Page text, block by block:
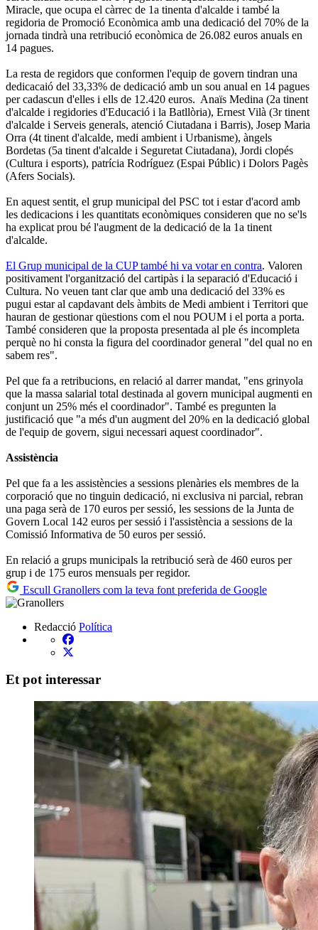
Miracle, que ocupa el càrrec de 1a tinenta d'alcalde i també la
regidoria de Promoció Econòmica amb una dedicació del 70% de la
jornada tindrà una retribució econòmica de 26.082 euros anuals en
14 pagues.
La resta de regidors que conformen l'equip de govern tindran una
dedicacaió del 33,33% de dedicació amb un sou anual en 14 pagues
per cadascun d'elles i ells de 12.420 euros. Anaïs Medina (2a tinent
d'alcalde i regidories d'Educació i la Batllòria), Ernest Vilà (3r tinent
d'alcalde i Serveis generals, atenció Ciutadana i Barris), Josep Maria
Orra (4t tinent d'alcalde, medi ambient i Urbanisme), àngels
Bordetas (5a tinent d'alcalde i Seguretat Ciutadana), Jordi clopés
(Cultura i esports), patrícia Rodríguez (Espai Públic) i Dolors Pagès
(Afers Socials).
En aquest sentit, el grup municipal del PSC tot i estar d'acord amb
les dedicacions i les quantitats econòmiques consideren que no se'ls
ha explicat prou bé l'augment de la dedicació de la 1a tinent
d'alcalde.
El Grup municipal de la CUP també hi va votar en contra. Valoren
positivament l'organització del cartipàs i la separació d'Educació i
Cultura. No veuen tant clar que amb una dedicació del 33% es
pugui estar al capdavant dels àmbits de Medi ambient i Territori que
hauran de gestionar qüestions com el nou POUM i el porta a porta.
També consideren que la proposta presentada al ple és incompleta
perquè no hi consta la figura del coordinador general "del qual no en
sabem res".
Pel que fa a retribucions, en relació al darrer mandat, "ens grinyola
que la massa salarial total destinada al govern municipal augmenti en
conjunt un 25% més el coordinador". També es pregunten la
justificació que "a més d'un augment del 20% en la dedicació global
de l'equip de govern, sigui necessari aquest coordinador".
Assistència
Pel que fa a les assistències a sessions plenàries els membres de la
corporació que no tinguin dedicació, ni exclusiva ni parcial, rebran
una paga serà de 170 euros per sessió, les sessions de la Junta de
Govern Local 142 euros per sessió i l'assistència a sessions de la
Comissió Informativa de 50 euros per sessió.
En relació a grups municipals la retribució serà de 460 euros per
grup i de 175 euros mensuals per regidor.
Escull Granollers com la teva font preferida de Google
Redacció Política
Et pot interessar